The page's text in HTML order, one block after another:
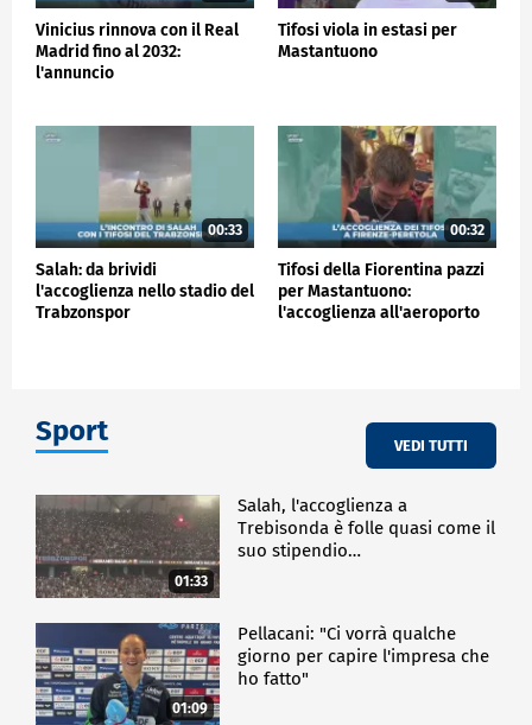
Vinicius rinnova con il Real
Madrid fino al 2032:
l'annuncio
Tifosi viola in estasi per
Mastantuono
00:33
Salah: da brividi
l'accoglienza nello stadio del
Trabzonspor
00:32
Tifosi della Fiorentina pazzi
per Mastantuono:
l'accoglienza all'aeroporto
Sport VEDI TUTTI
01:33
Salah, l'accoglienza a
Trebisonda è folle quasi come il
suo stipendio…
01:09
Pellacani: "Ci vorrà qualche
giorno per capire l'impresa che
ho fatto"